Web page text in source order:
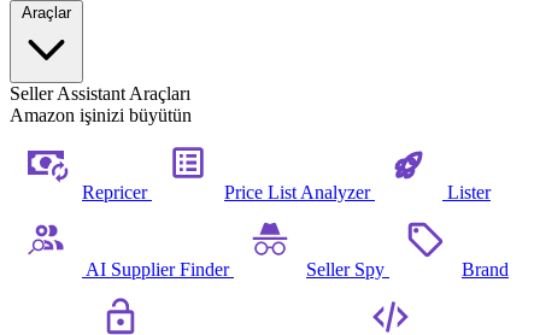
Araçlar
Seller Assistant Araçları
Amazon işinizi büyütün
Repricer Price List Analyzer Lister
AI Supplier Finder Seller Spy Brand